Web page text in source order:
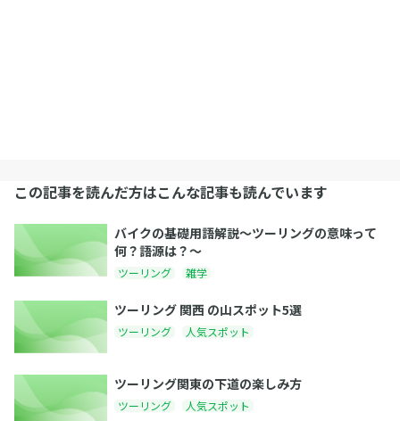
この記事を読んだ方はこんな記事も読んでいます
バイクの基礎用語解説〜ツーリングの意味って
何？語源は？〜
ツーリング 雑学
ツーリング 関西 の山スポット5選
ツーリング 人気スポット
ツーリング関東の下道の楽しみ方
ツーリング 人気スポット